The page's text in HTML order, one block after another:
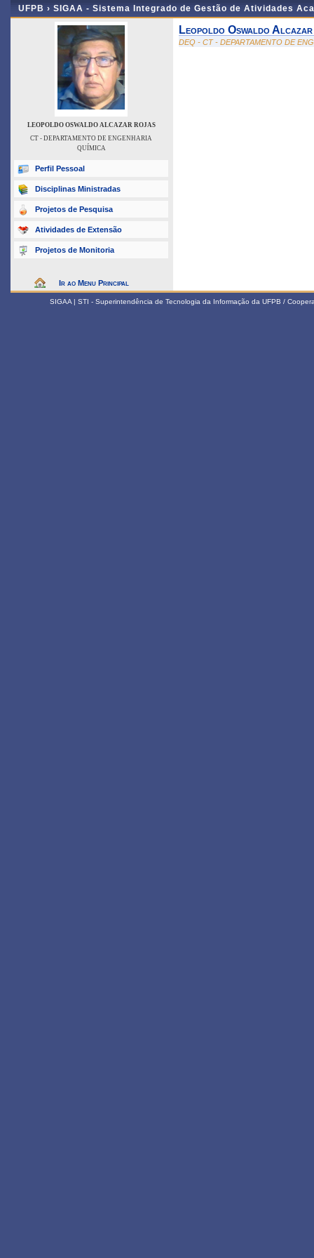
UFPB › SIGAA - Sistema Integrado de Gestão de Atividades
LEOPOLDO OSWALDO ALCAZAR ROJAS
CT - DEPARTAMENTO DE ENGENHARIA
QUÍMICA
Perfil Pessoal
Disciplinas Ministradas
Projetos de Pesquisa
Atividades de Extensão
Projetos de Monitoria
Ir ao Menu Principal
Leopoldo Oswaldo
DEQ - CT - DEPARTAMENTO DE
SIGAA | STI - Superintendência de Tecnologia da Informação da UFPB /